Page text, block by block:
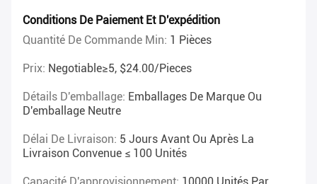
Conditions De Paiement Et D'expédition
Quantité De Commande Min: 1 Pièces
Prix: Negotiable≥5, $24.00/pieces
Détails D'emballage: Emballages De Marque Ou
D'emballage Neutre
Délai De Livraison: 5 Jours Avant Ou Après La
Livraison Convenue ≤ 100 Unités